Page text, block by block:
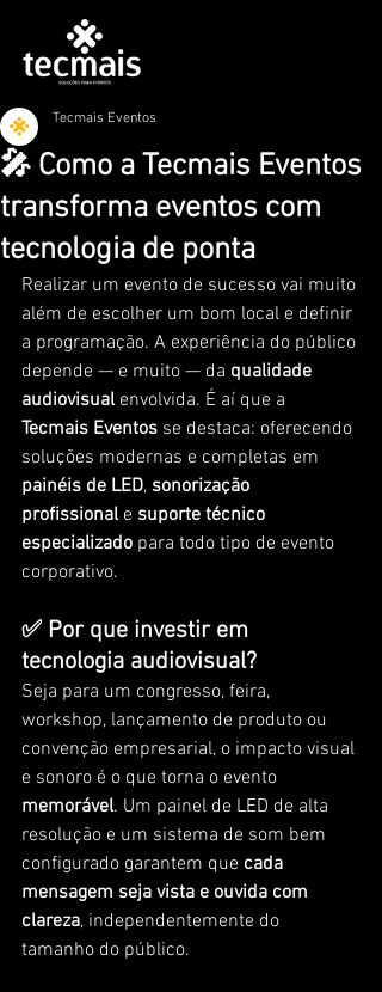
🎤 Como a Tecmais Eventos
transforma eventos com
tecnologia de ponta
Tecmais Eventos
Realizar um evento de sucesso vai muito
além de escolher um bom local e definir
a programação. A experiência do público
depende — e muito — da qualidade
audiovisual envolvida. É aí que a
Tecmais Eventos se destaca: oferecendo
soluções modernas e completas em
painéis de LED, sonorização
profissional e suporte técnico
especializado para todo tipo de evento
corporativo.
✅ Por que investir em
tecnologia audiovisual?
Seja para um congresso, feira,
workshop, lançamento de produto ou
convenção empresarial, o impacto visual
e sonoro é o que torna o evento
memorável. Um painel de LED de alta
resolução e um sistema de som bem
configurado garantem que cada
mensagem seja vista e ouvida com
clareza, independentemente do
tamanho do público.